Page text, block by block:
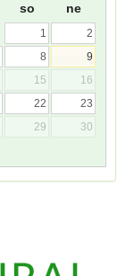
so ne
1
2
8
9
15
16
22
23
29
30